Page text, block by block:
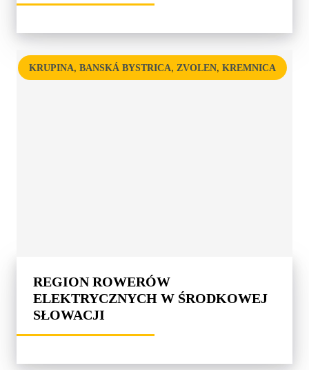
KRUPINA, BANSKÁ BYSTRICA, ZVOLEN, KREMNICA
REGION ROWERÓW
ELEKTRYCZNYCH W ŚRODKOWEJ
SŁOWACJI